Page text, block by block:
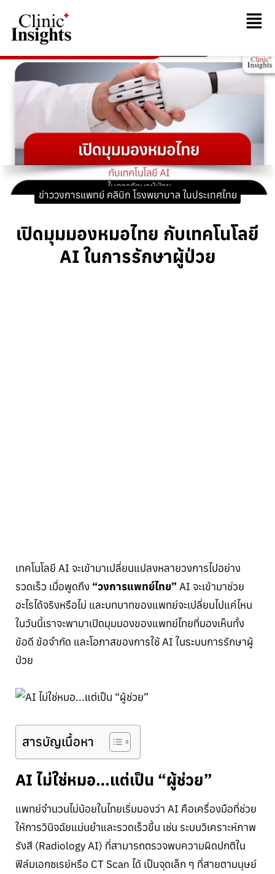
ข่าววงการแพทย์ คลินิก โรงพยาบาล ในประเทศไทย
เปิดมุมมองหมอไทย กับเทคโนโลยี
AI ในการรักษาผู้ป่วย
เทคโนโลยี AI จะเข้ามาเปลี่ยนแปลงหลายวงการไปอย่าง
รวดเร็ว เมื่อพูดถึง “วงการแพทย์ไทย” AI จะเข้ามาช่วย
อะไรได้จริงหรือไม่ และบทบาทของแพทย์จะเปลี่ยนไปแค่ไหน
ในวันนี้เราจะพามาเปิดมุมมองของแพทย์ไทยที่มองเห็นทั้ง
ข้อดี ข้อจำกัด และโอกาสของการใช้ AI ในระบบการรักษาผู้
ป่วย
สารบัญเนื้อหา
AI ไม่ใช่หมอ…แต่เป็น “ผู้ช่วย”
แพทย์จำนวนไม่น้อยในไทยเริ่มมองว่า AI คือเครื่องมือที่ช่วย
ให้การวินิจฉัยแม่นยำและรวดเร็วขึ้น เช่น ระบบวิเคราะห์ภาพ
รังสี (Radiology AI) ที่สามารถตรวจพบความผิดปกติใน
ฟิล์มเอกซเรย์หรือ CT Scan ได้ เป็นจุดเล็ก ๆ ที่สายตามนุษย์